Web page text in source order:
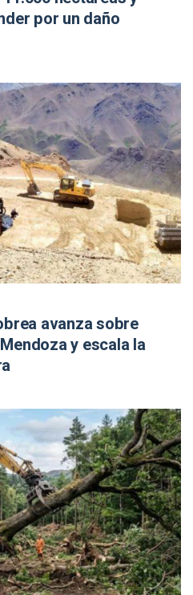
por un daño
avanza sobre
y escala la